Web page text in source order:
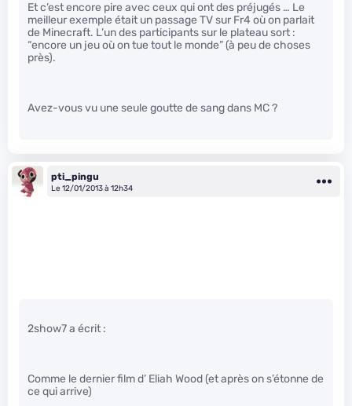
Et c’est encore pire avec ceux qui ont des préjugés … Le
meilleur exemple était un passage TV sur Fr4 où on parlait
de Minecraft. L’un des participants sur le plateau sort :
“encore un jeu où on tue tout le monde” (à peu de choses
près).
Avez-vous vu une seule goutte de sang dans MC ?
pti_pingu
Le 12/01/2013 à 12h34
2show7 a écrit :
Comme le dernier film d’ Eliah Wood (et après on s’étonne de
ce qui arrive)